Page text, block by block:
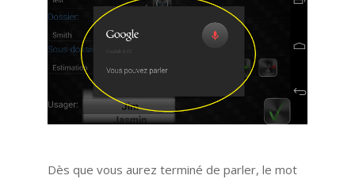
Dès que vous aurez terminé de parler, le mot